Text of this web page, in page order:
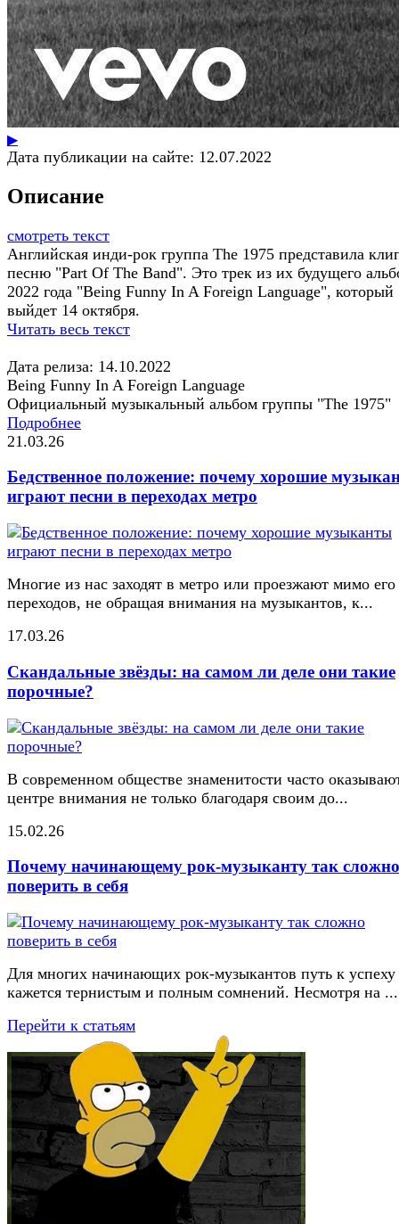
▶
Дата публикации на сайте: 12.07.2022
Описание
смотреть текст
Английская инди-рок группа The 1975 представила
песню "Part Of The Band". Это трек из их будущего
2022 года "Being Funny In A Foreign Language", который
выйдет 14 октября.
Читать весь текст
Дата релиза: 14.10.2022
Being Funny In A Foreign Language
Официальный музыкальный альбом группы "The 1975"
Подробнее
21.03.26
Бедственное положение: почему хорошие
играют песни в переходах метро
Многие из нас заходят в метро или проезжают мимо его
переходов, не обращая внимания на музыкантов, к...
17.03.26
Скандальные звёзды: на самом ли деле они такие
порочные?
В современном обществе знаменитости часто
центре внимания не только благодаря своим до...
15.02.26
Почему начинающему рок-музыканту так сложно
поверить в себя
Для многих начинающих рок-музыкантов путь к успеху
кажется тернистым и полным сомнений. Несмотря на ...
Перейти к статьям